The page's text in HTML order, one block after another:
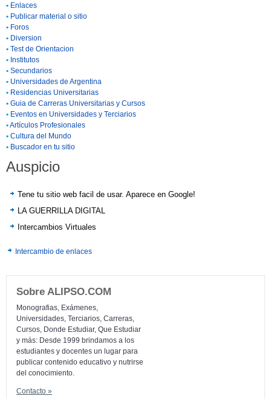
• Enlaces
• Publicar material o sitio
• Foros
• Diversion
• Test de Orientacion
• Institutos
• Secundarios
• Universidades de Argentina
• Residencias Universitarias
• Guia de Carreras Universitarias y Cursos
• Eventos en Universidades y Terciarios
•Artículos Profesionales
• Cultura del Mundo
• Buscador en tu sitio
Auspicio
Tene tu sitio web facil de usar. Aparece en Google!
LA GUERRILLA DIGITAL
Intercambios Virtuales
Intercambio de enlaces
Sobre ALIPSO.COM
Monografias, Exámenes,
Universidades, Terciarios, Carreras,
Cursos, Donde Estudiar, Que Estudiar
y más: Desde 1999 brindamos a los
estudiantes y docentes un lugar para
publicar contenido educativo y nutrirse
del conocimiento.
Contacto »